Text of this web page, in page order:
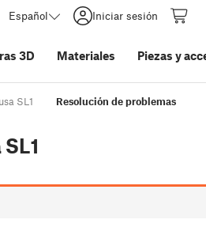
Español Iniciar sesión
3D Materiales Piezas y
SL1 Resolución de problemas